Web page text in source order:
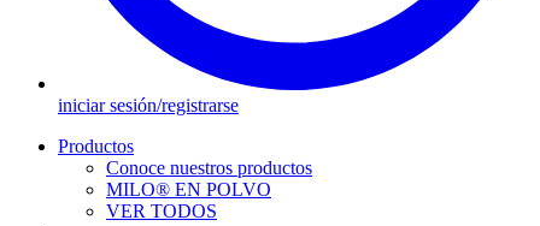
iniciar sesión/registrarse
navigation
Productos
Conoce nuestros productos
MILO® EN POLVO
VER TODOS